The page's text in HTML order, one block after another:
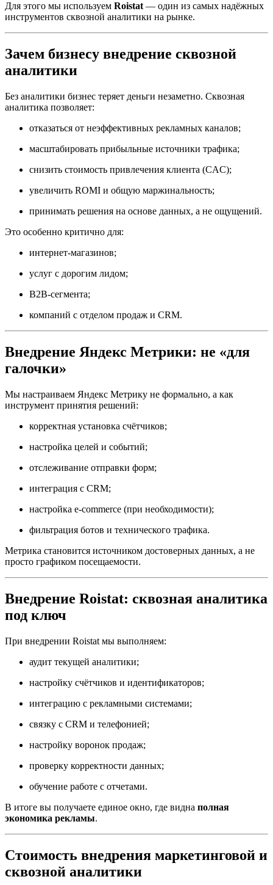
Для этого мы используем Roistat — один из самых надёжных
инструментов сквозной аналитики на рынке.
Зачем бизнесу внедрение сквозной
аналитики
Без аналитики бизнес теряет деньги незаметно. Сквозная
аналитика позволяет:
отказаться от неэффективных рекламных каналов;
масштабировать прибыльные источники трафика;
снизить стоимость привлечения клиента (CAC);
увеличить ROMI и общую маржинальность;
принимать решения на основе данных, а не ощущений.
Это особенно критично для:
интернет-магазинов;
услуг с дорогим лидом;
B2B-сегмента;
компаний с отделом продаж и CRM.
Внедрение Яндекс Метрики: не «для
галочки»
Мы настраиваем Яндекс Метрику не формально, а как
инструмент принятия решений:
корректная установка счётчиков;
настройка целей и событий;
отслеживание отправки форм;
интеграция с CRM;
настройка e-commerce (при необходимости);
фильтрация ботов и технического трафика.
Метрика становится источником достоверных данных, а не
просто графиком посещаемости.
Внедрение Roistat: сквозная аналитика
под ключ
При внедрении Roistat мы выполняем:
аудит текущей аналитики;
настройку счётчиков и идентификаторов;
интеграцию с рекламными системами;
связку с CRM и телефонией;
настройку воронок продаж;
проверку корректности данных;
обучение работе с отчетами.
В итоге вы получаете единое окно, где видна полная
экономика рекламы.
Стоимость внедрения маркетинговой и
сквозной аналитики